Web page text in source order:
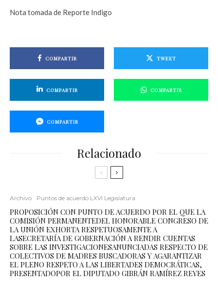
Nota tomada de Reporte Indigo
COMPARTIR TWEET
COMPARTIR COMPARTIR
COMPARTIR
Relacionado
Archivo Puntos de acuerdo LXVI Legislatura
PROPOSICIÓN CON PUNTO DE ACUERDO POR EL QUE LA
COMISIÓN PERMANENTEDEL HONORABLE CONGRESO DE
LA UNIÓN EXHORTA RESPETUOSAMENTE A
LASECRETARÍA DE GOBERNACIÓN A RENDIR CUENTAS
SOBRE LAS INVESTIGACIONESANUNCIADAS RESPECTO DE
COLECTIVOS DE MADRES BUSCADORAS Y AGARANTIZAR
EL PLENO RESPETO A LAS LIBERTADES DEMOCRÁTICAS,
PRESENTADOPOR EL DIPUTADO GIBRÁN RAMÍREZ REYES